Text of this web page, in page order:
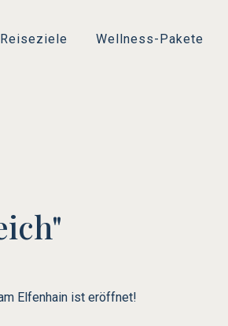
Reiseziele Wellness-Pakete
Elfenhain ist eröffnet!